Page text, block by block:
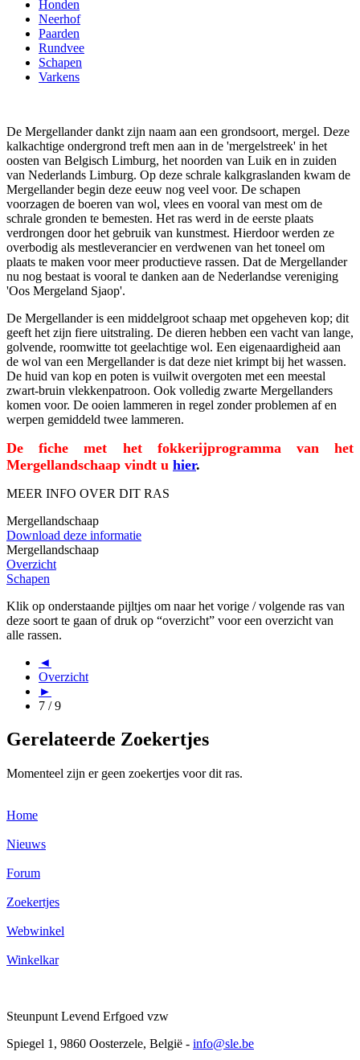
Honden
Neerhof
Paarden
Rundvee
Schapen
Varkens
De Mergellander dankt zijn naam aan een grondsoort, mergel. Deze
kalkachtige ondergrond treft men aan in de 'mergelstreek' in het
oosten van Belgisch Limburg, het noorden van Luik en in zuiden
van Nederlands Limburg. Op deze schrale kalkgraslanden kwam de
Mergellander begin deze eeuw nog veel voor. De schapen
voorzagen de boeren van wol, vlees en vooral van mest om de
schrale gronden te bemesten. Het ras werd in de eerste plaats
verdrongen door het gebruik van kunstmest. Hierdoor werden ze
overbodig als mestleverancier en verdwenen van het toneel om
plaats te maken voor meer productieve rassen. Dat de Mergellander
nu nog bestaat is vooral te danken aan de Nederlandse vereniging
'Oos Mergeland Sjaop'.
De Mergellander is een middelgroot schaap met opgeheven kop; dit
geeft het zijn fiere uitstraling. De dieren hebben een vacht van lange,
golvende, roomwitte tot geelachtige wol. Een eigenaardigheid aan
de wol van een Mergellander is dat deze niet krimpt bij het wassen.
De huid van kop en poten is vuilwit overgoten met een meestal
zwart-bruin vlekkenpatroon. Ook volledig zwarte Mergellanders
komen voor. De ooien lammeren in regel zonder problemen af en
werpen gemiddeld twee lammeren.
De fiche met het fokkerijprogramma van het
Mergellandschaap vindt u hier.
MEER INFO OVER DIT RAS
Mergellandschaap
Download deze informatie
Mergellandschaap
Overzicht
Schapen
Klik op onderstaande pijltjes om naar het vorige / volgende ras van
deze soort te gaan of druk op “overzicht” voor een overzicht van
alle rassen.
◄
Overzicht
►
7 /9
Gerelateerde Zoekertjes
Momenteel zijn er geen zoekertjes voor dit ras.
Home
Nieuws
Forum
Zoekertjes
Webwinkel
Winkelkar
Steunpunt Levend Erfgoed vzw
Spiegel 1, 9860 Oosterzele, België - info@sle.be